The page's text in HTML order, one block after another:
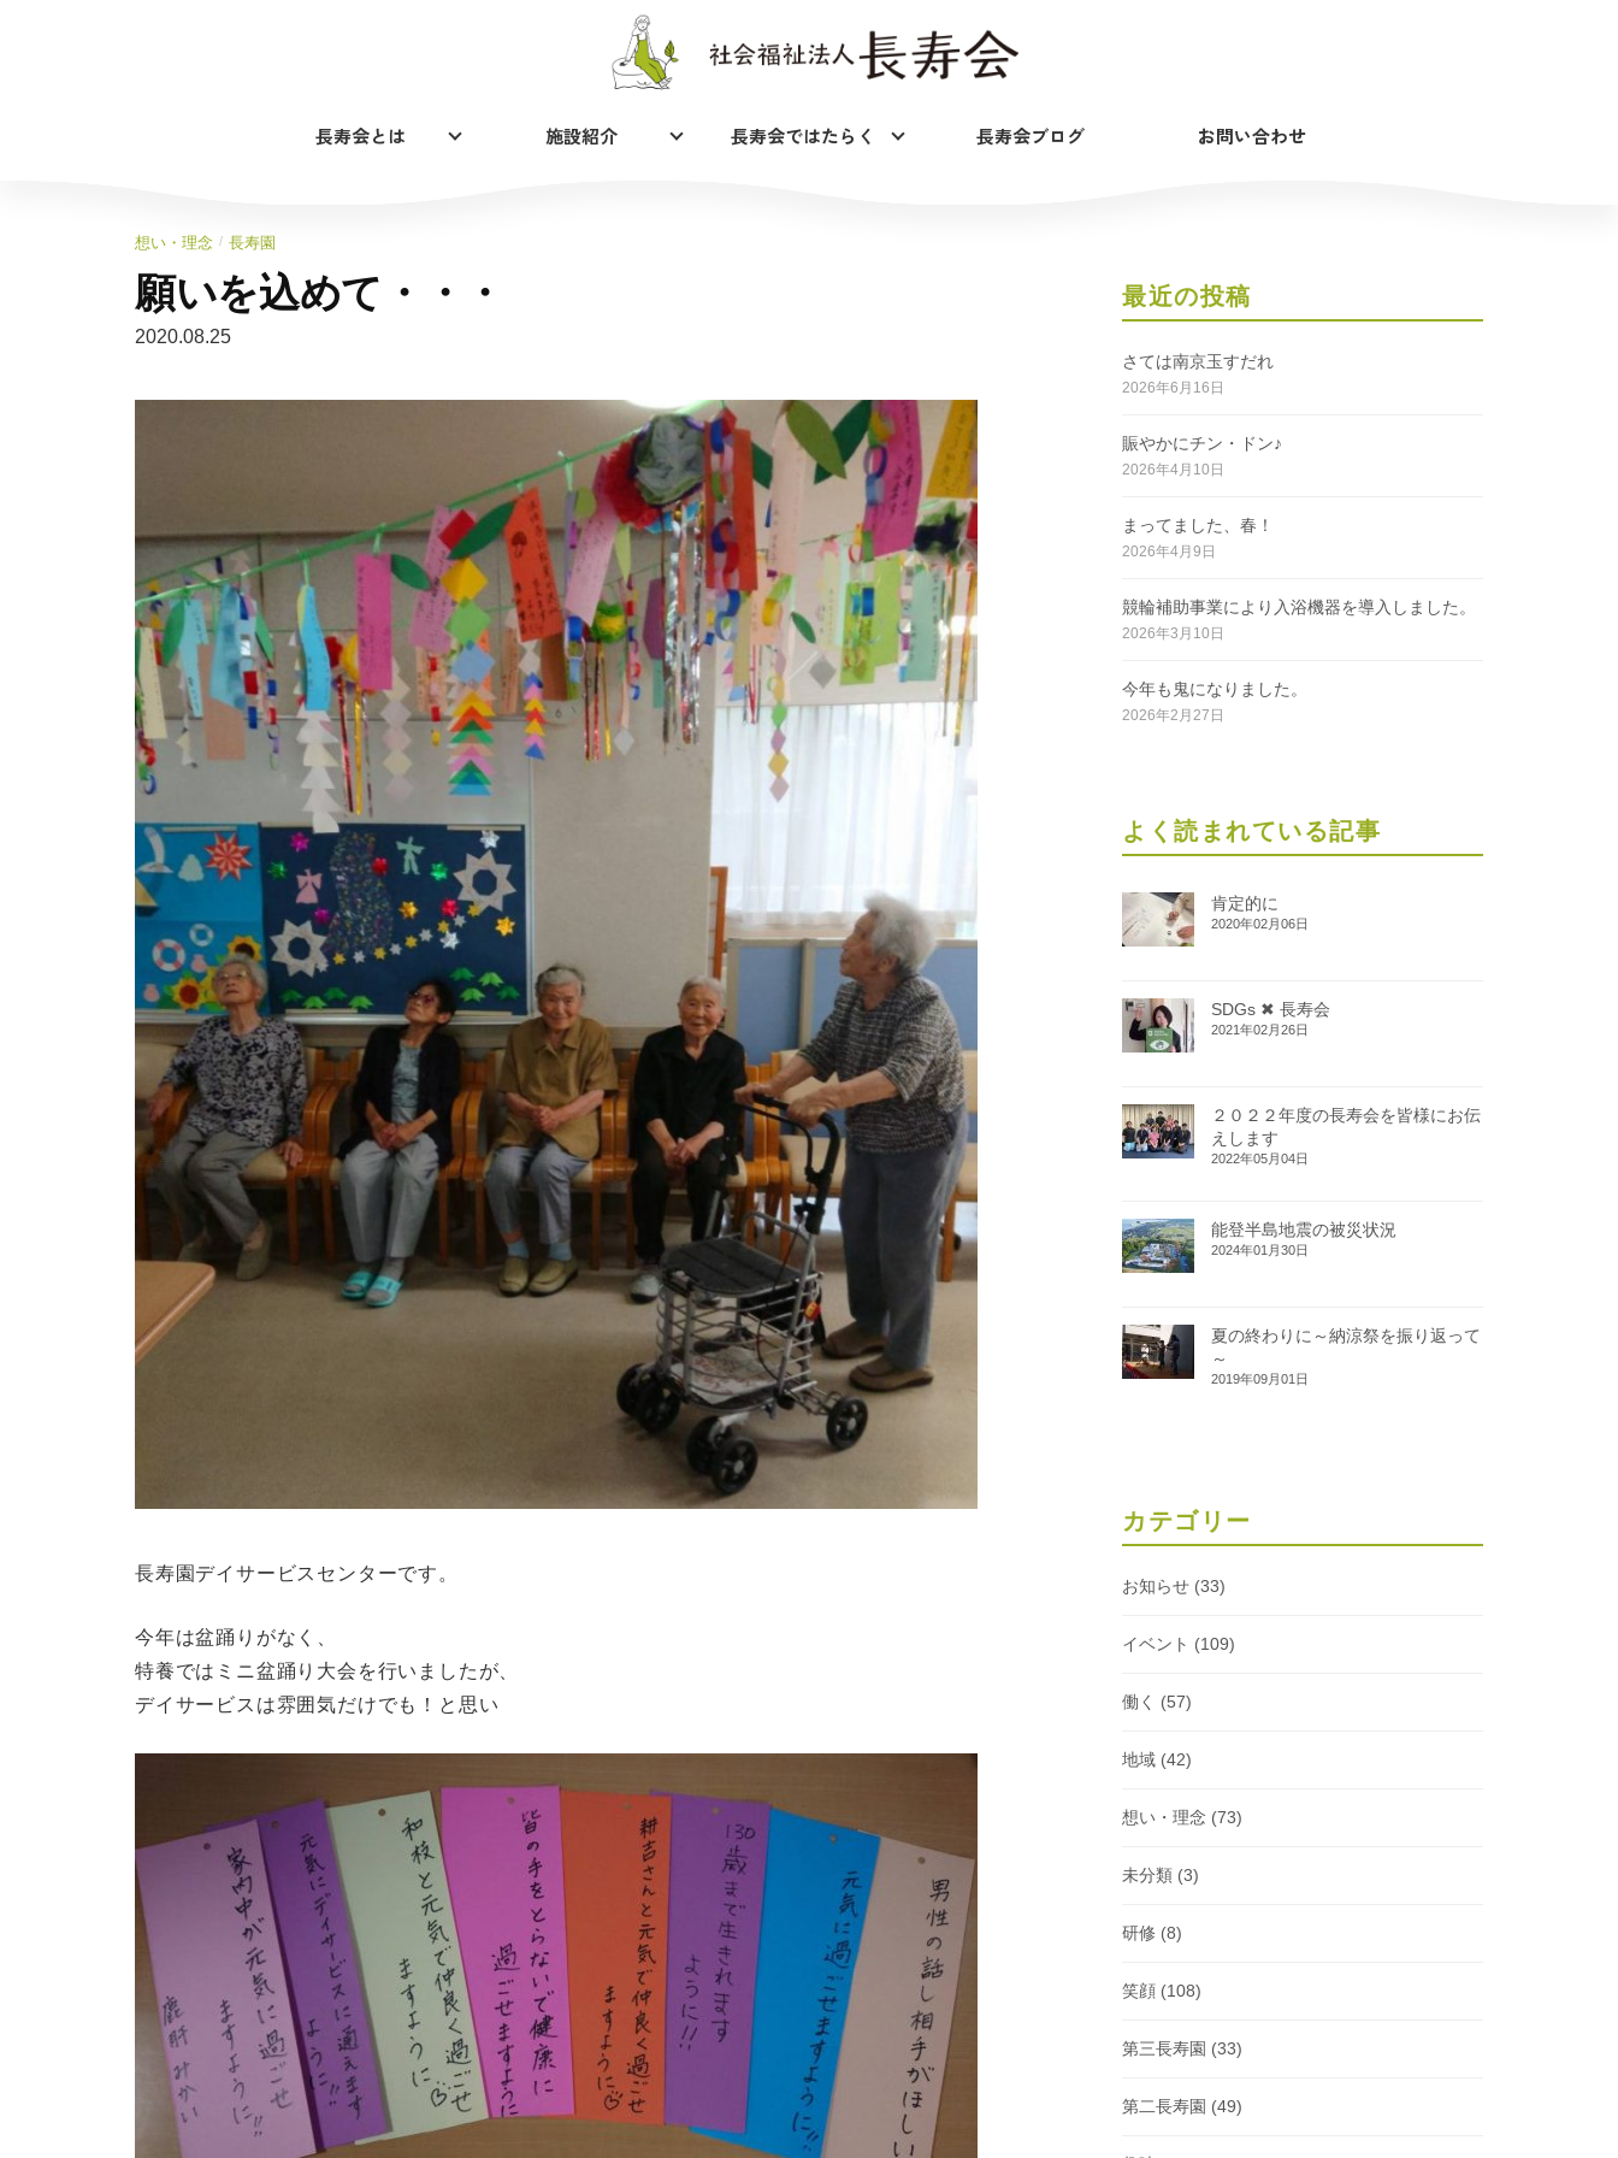
長寿会とは 施設紹介 長寿会ではたらく 長寿会ブログ お問い合わせ
想い・理念 / 長寿園
願いを込めて・・・
2020.08.25
長寿園デイサービスセンターです。
今年は盆踊りがなく、
特養ではミニ盆踊り大会を行いましたが、
デイサービスは雰囲気だけでも！と思い
最近の投稿
さては南京玉すだれ
2026年6月16日
賑やかにチン・ドン♪
2026年4月10日
まってました、春！
2026年4月9日
競輪補助事業により入浴機器を導入しました。
2026年3月10日
今年も鬼になりました。
2026年2月27日
よく読まれている記事
肯定的に
2020年02月06日
SDGs ✖ 長寿会
2021年02月26日
２０２２年度の長寿会を皆様にお伝
えします
2022年05月04日
能登半島地震の被災状況
2024年01月30日
夏の終わりに～納涼祭を振り返って
～
2019年09月01日
カテゴリー
お知らせ (33)
イベント (109)
働く (57)
地域 (42)
想い・理念 (73)
未分類 (3)
研修 (8)
笑顔 (108)
第三長寿園 (33)
第二長寿園 (49)